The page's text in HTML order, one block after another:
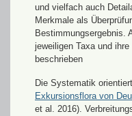
und vielfach auch
Merkmale als
Bestimmungsergebnis.
jeweiligen Taxa und
beschrieben
Die Systematik
Exkursionsflora von
et al. 2016).